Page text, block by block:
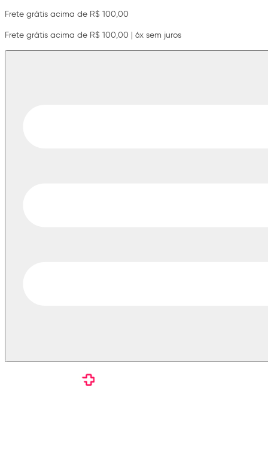
Frete grátis acima de R$ 100,00
Frete grátis acima de R$ 100,00 | 6x sem juros